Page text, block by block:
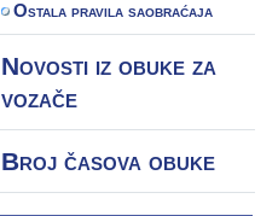
Ostala pravila saobraćaja
Novosti iz obuke za
vozače
Broj časova obuke